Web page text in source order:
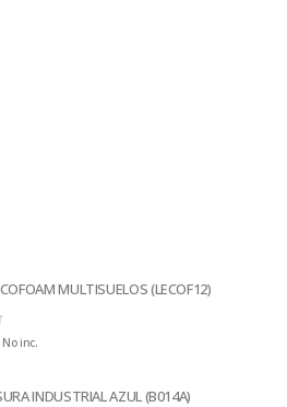
MULTISUELOS (LECOF12)
No inc.
INDUSTRIAL AZUL (B014A)